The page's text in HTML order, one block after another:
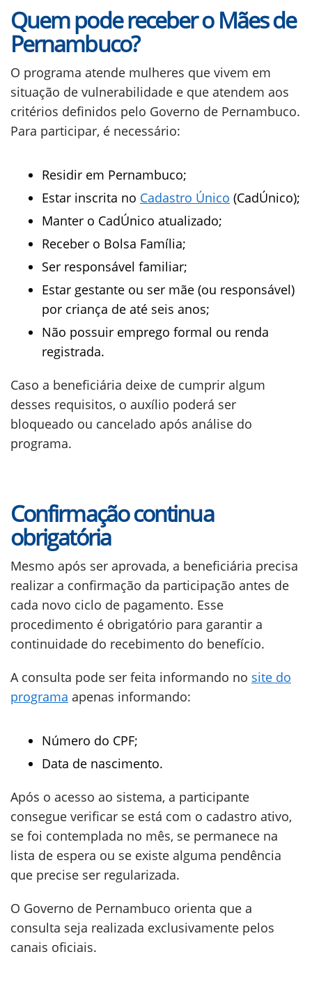
Quem pode receber o Mães de
Pernambuco?
O programa atende mulheres que vivem em
situação de vulnerabilidade e que atendem aos
critérios definidos pelo Governo de Pernambuco.
Para participar, é necessário:
Residir em Pernambuco;
Estar inscrita no Cadastro Único (CadÚnico);
Manter o CadÚnico atualizado;
Receber o Bolsa Família;
Ser responsável familiar;
Estar gestante ou ser mãe (ou responsável)
por criança de até seis anos;
Não possuir emprego formal ou renda
registrada.
Caso a beneficiária deixe de cumprir algum
desses requisitos, o auxílio poderá ser
bloqueado ou cancelado após análise do
programa.
Confirmação continua
obrigatória
Mesmo após ser aprovada, a beneficiária precisa
realizar a confirmação da participação antes de
cada novo ciclo de pagamento. Esse
procedimento é obrigatório para garantir a
continuidade do recebimento do benefício.
A consulta pode ser feita informando no site do
programa apenas informando:
Número do CPF;
Data de nascimento.
Após o acesso ao sistema, a participante
consegue verificar se está com o cadastro ativo,
se foi contemplada no mês, se permanece na
lista de espera ou se existe alguma pendência
que precise ser regularizada.
O Governo de Pernambuco orienta que a
consulta seja realizada exclusivamente pelos
canais oficiais.